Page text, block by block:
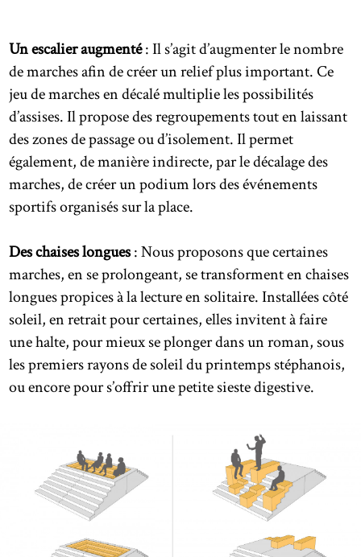
Un escalier augmenté: Il s’agit d’augmenter le nombre
de marches afin de créer un relief plus important. Ce
jeu de marches en décalé multiplie les possibilités
d’assises. Il propose des regroupements tout en laissant
des zones de passage ou d’isolement. Il permet
également, de manière indirecte, par le décalage des
marches, de créer un podium lors des événements
sportifs organisés sur la place.
Des chaises longues: Nous proposons que certaines
marches, en se prolongeant, se transforment en chaises
longues propices à la lecture en solitaire. Installées côté
soleil, en retrait pour certaines, elles invitent à faire
une halte, pour mieux se plonger dans un roman, sous
les premiers rayons de soleil du printemps stéphanois,
ou encore pour s’offrir une petite sieste digestive.